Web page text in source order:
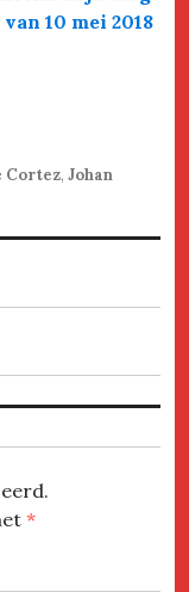
10 mei 2018
Cortez, Johan
*